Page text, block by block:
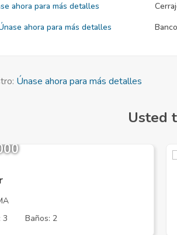
ahora para más detalles
ahora para más detalles
Únase ahora para más detalles
Usted
3
Baños: 2